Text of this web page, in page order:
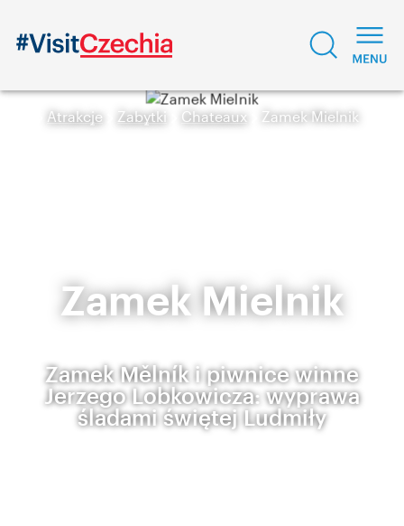
Atrakcje Zabytki Chateaux Zamek Mielnik
Zamek Mielnik
Zamek Mělník i piwnice winne
Jerzego Lobkowicza: wyprawa
śladami świętej Ludmiły